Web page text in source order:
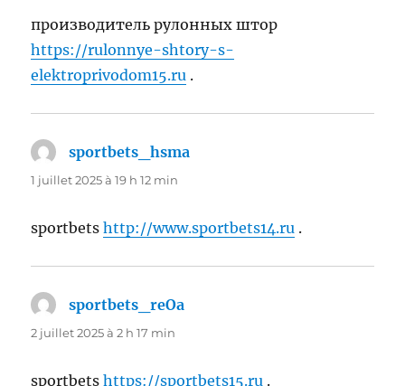
производитель рулонных штор
https://rulonnye-shtory-s-
elektroprivodom15.ru .
sportbets_hsma
1 juillet 2025 à 19 h 12 min
sportbetshttp://www.sportbets14.ru .
sportbets_reOa
2 juillet 2025 à 2 h 17 min
sportbetshttps://sportbets15.ru .